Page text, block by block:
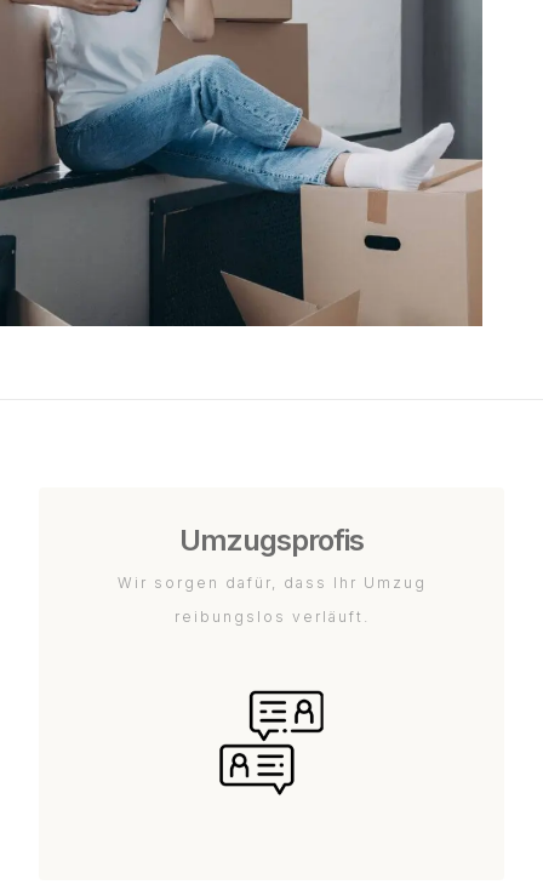
Umzugsprofis
Wir sorgen dafür, dass Ihr Umzug
reibungslos verläuft.